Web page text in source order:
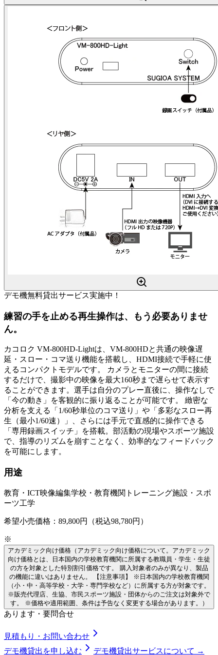
デモ機無料貸出サービス実施中！
練習の手を止める再生操作は、もう必要ありませ
ん。
カコロク VM-800HD-Lightは、VM-800HDと共通の映像遅
延・スロー・コマ送り機能を搭載し、HDMI接続で手軽に使
えるコンパクトモデルです。 カメラとモニターの間に接続
するだけで、撮影中の映像を最大160秒まで遅らせて表示す
ることができます。選手は自分のプレー直後に、操作なしで
「今の動き」を客観的に振り返ることが可能です。 緻密な
分析を支える「1/60秒単位のコマ送り」や「多彩なスロー再
生（最小1/60速）」、さらには手元で直感的に操作できる
「専用録画スイッチ」を搭載。部活動の現場やスポーツ施設
で、指導のリズムを崩すことなく、効率的なフィードバック
を可能にします。
用途
教育・ICT映像編集学校・教育機関 トレーニング施設・スポ
ーツ工学
希望小売価格：89,800円（税込98,780円）
※
アカデミック向け価格 （アカデミック向け価格について。アカデミック
向け価格とは、日本国内の学校教育機関に所属する教職員・学生・生徒
の方を対象とした特別割引価格です。 購入対象者のみが異なり、製品
の機能に違いはありません。 【注意事項】 ※日本国内の学校教育機関
（小・中・高等学校・大学・専門学校など）に所属する方が対象です。
※販売代理店、生協、市民スポーツ施設・団体からのご注文は対象外で
す。 ※価格や適用範囲、条件は予告なく変更する場合があります。）
あります・要問合せ
見積もり・お問い合わせ
デモ機貸出を申し込む
デモ機貸出サービスについて →